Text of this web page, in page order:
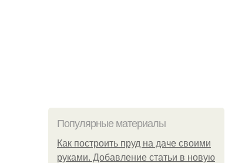
Популярные материалы
Как построить пруд на даче своими
руками. Добавление статьи в новую